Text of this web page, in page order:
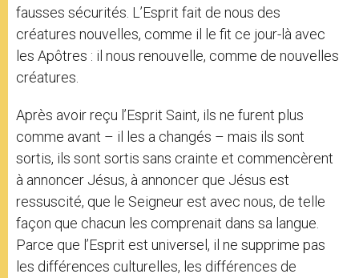
fausses sécurités. L’Esprit fait de nous des
créatures nouvelles, comme il le fit ce jour-là avec
les Apôtres : il nous renouvelle, comme de nouvelles
créatures.
Après avoir reçu l’Esprit Saint, ils ne furent plus
comme avant – il les a changés – mais ils sont
sortis, ils sont sortis sans crainte et commencèrent
à annoncer Jésus, à annoncer que Jésus est
ressuscité, que le Seigneur est avec nous, de telle
façon que chacun les comprenait dans sa langue.
Parce que l’Esprit est universel, il ne supprime pas
les différences culturelles, les différences de